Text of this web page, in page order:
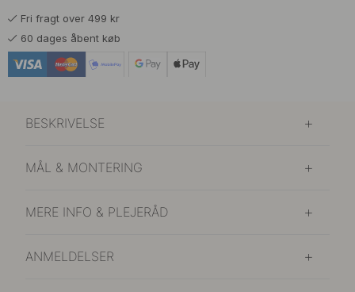
Fri fragt over 499 kr
60 dages åbent køb
BESKRIVELSE
MÅL & MONTERING
MERE INFO & PLEJERÅD
ANMELDELSER